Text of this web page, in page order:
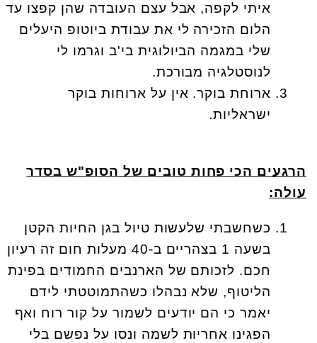
איתי לקפה, אבל עצם העובדה שהן קפצו עד
הלום הזכירה לי את עבודת ביוטופ היעלים
שלי במגמה הביולוגית בי'ב וגרמו לי
לנוסטלגיה מבורכת.
ארוחת בוקר. אין על ארוחות בוקר
ישראליות.
הרגעים הכי פחות טובים של הסופ"ש בסדר
עולה:
כשחשבתי שלעשות טיול בגן החיות הקטן
בשעה 1 בצהריים ב-40 מעלות חום זה רעיון
חכם. לזכותם של הארנבים החמודים בפינת
הליטוף, שלא נבהלו כשהתמוטטתי לידם
יאמר כי הם יודעים לשמור על קור רוח ואף
הפגינו אחריות לשמה ונסו על נפשם בלי